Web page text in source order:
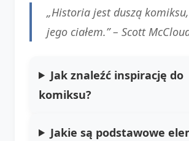
„Historia jest duszą
jego ciałem.” – Scott
Jak znaleźć inspirację do
komiksu?
Jakie są podstawowe